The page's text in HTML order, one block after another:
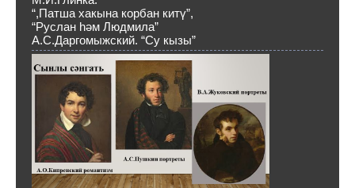
“,Патша хакына корбан китү”,
“Руслан һәм Людмила”
А.С.Даргомыжский. “Су кызы”